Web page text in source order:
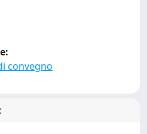
convegno